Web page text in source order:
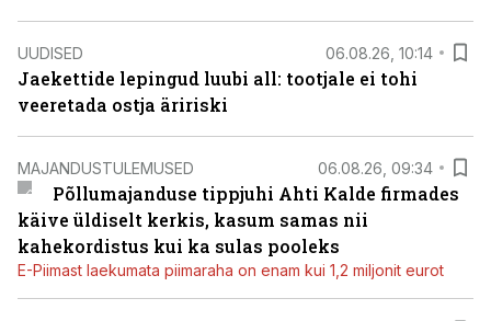
UUDISED 06.08.26, 10:14
Jaekettide lepingud luubi all: tootjale ei tohi
veeretada ostja äririski
MAJANDUSTULEMUSED 06.08.26, 09:34
Põllumajanduse tippjuhi Ahti Kalde firmades
käive üldiselt kerkis, kasum samas nii
kahekordistus kui ka sulas pooleks
E-Piimast laekumata piimaraha on enam kui 1,2 miljonit eurot